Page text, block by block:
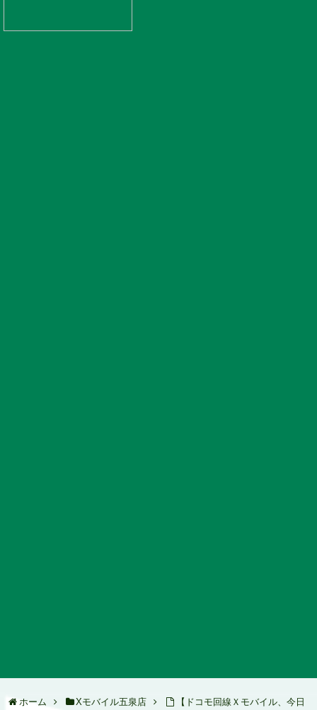
ホーム Xモバイル五泉店
【ドコモ回線Ｘモバイル、今日